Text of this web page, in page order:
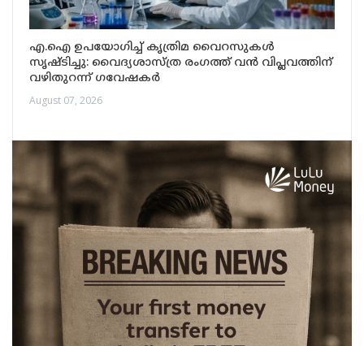
എ.ഐ ഉപയോഗിച്ച് കൃത്രിമ വൈറസുകൾ
സൃഷ്ടിച്ചു: വൈദ്യശാസ്ത്ര രംഗത്ത് വൻ വിപ്ലവത്തിന്
വഴിതുറന്ന് ഗവേഷകർ
August 07, 2026